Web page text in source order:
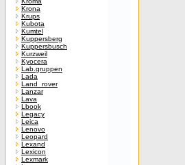
Krona
Krups
Kubota
Kumtel
Kuppersberg
Kuppersbusch
Kurzweil
Kyocera
Lab.gruppen
Lada
Land_rover
Lanzar
Lava
Lbook
Legacy
Leica
Lenovo
Leopard
Lexand
Lexicon
Lexmark